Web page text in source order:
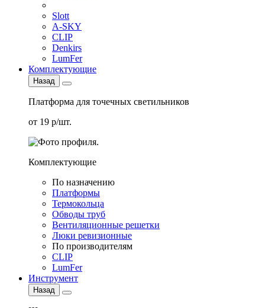
Slott
A-SKY
CLIP
Denkirs
LumFer
Комплектующие
Назад
Платформа для точечных светильников
от 19 р/шт.
Комплектующие
По назначению
Платформы
Термокольца
Обводы труб
Вентиляционные решетки
Люки ревизионные
По производителям
CLIP
LumFer
Инструмент
Назад